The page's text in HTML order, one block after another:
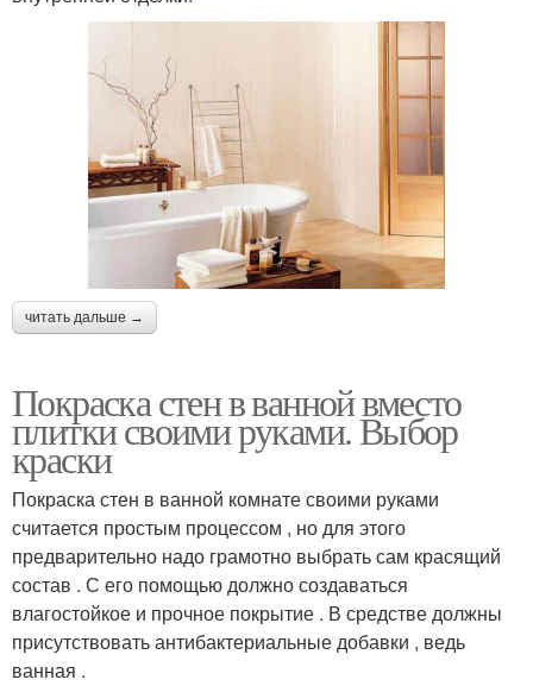
читать дальше →
Покраска стен в ванной вместо
плитки своими руками. Выбор
краски
Покраска стен в ванной комнате своими руками
считается простым процессом , но для этого
предварительно надо грамотно выбрать сам красящий
состав . С его помощью должно создаваться
влагостойкое и прочное покрытие . В средстве должны
присутствовать антибактериальные добавки , ведь
ванная .